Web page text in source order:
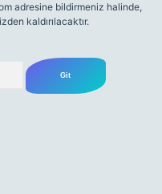
adresine bildirmeniz halinde,
kaldırılacaktır.